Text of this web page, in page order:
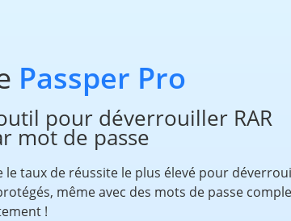
Passper Pro
pour déverrouiller RAR
mot de passe
le taux de réussite le plus élevé pour
même avec des mots de passe
!